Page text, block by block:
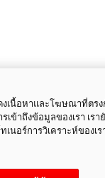
งเนื้อหาและโฆษณาที่ตร
เข้าถึงข้อมูลของเรา เร
นอร์การวิเคราะห์ของเร